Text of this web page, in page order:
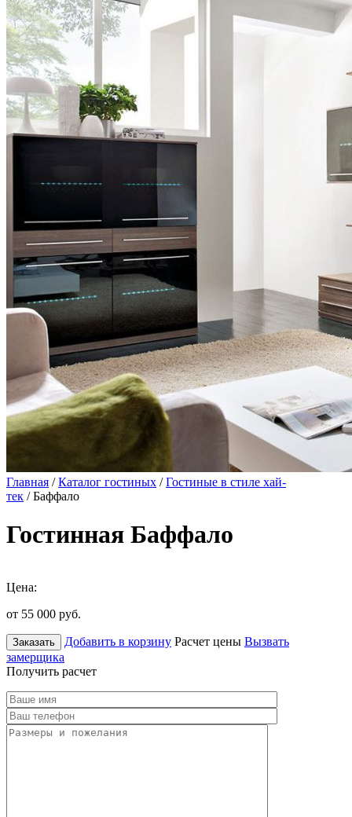
Главная /Каталог гостиных /Гостиные в стиле хай-
тек / Баффало
Гостинная Баффало
Цена:
от 55 000 руб.
Заказать Добавить в корзину Расчет цены Вызвать
замерщика
Получить расчет